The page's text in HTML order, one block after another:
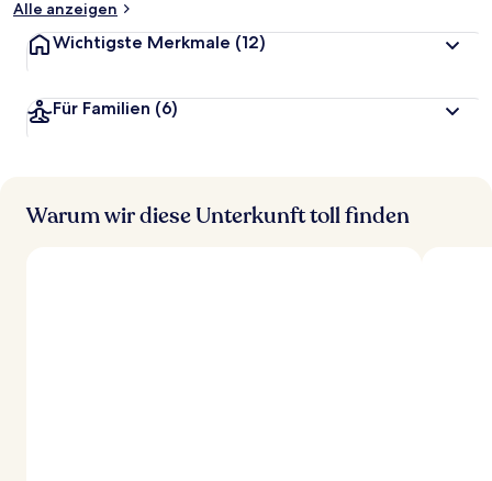
Alle anzeigen
Wichtigste Merkmale (12)
Für Familien (6)
Warum wir diese Unterkunft toll finden